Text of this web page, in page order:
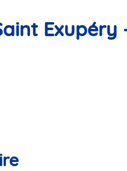
Exupéry